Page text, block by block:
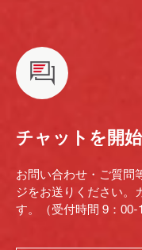
チャットを開始
お問い合わせ・ご質問
ジをお送りください。
す。（受付時間 9：00-